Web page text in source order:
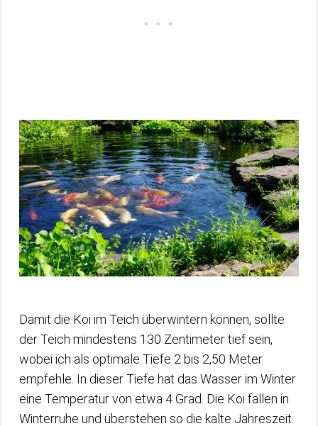
Damit die Koi im Teich überwintern können, sollte
der Teich mindestens 130 Zentimeter tief sein,
wobei ich als optimale Tiefe 2 bis 2,50 Meter
empfehle. In dieser Tiefe hat das Wasser im Winter
eine Temperatur von etwa 4 Grad. Die Koi fallen in
Winterruhe und überstehen so die kalte Jahreszeit.